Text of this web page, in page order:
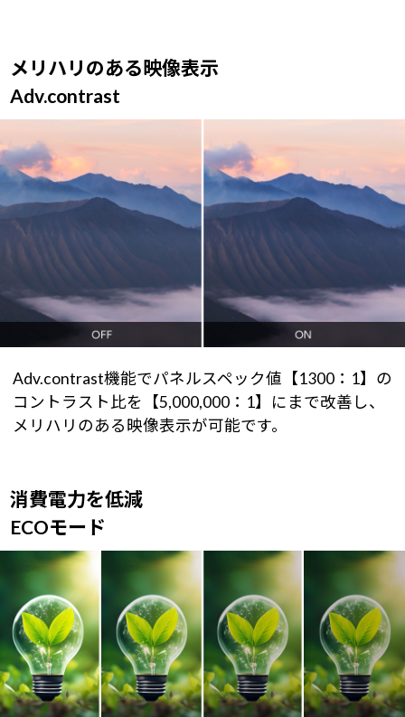
メリハリのある映像表示
Adv.contrast
Adv.contrast機能でパネルスペック値【1300：1】の
コントラスト比を【5,000,000：1】にまで改善し、
メリハリのある映像表示が可能です。
消費電力を低減
ECOモード